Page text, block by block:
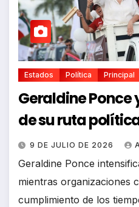
Estados Política Principal
Geraldine Ponce
de su ruta
9 DE JULIO DE 2026
Geraldine Ponce
mientras organizaciones
cumplimiento de los